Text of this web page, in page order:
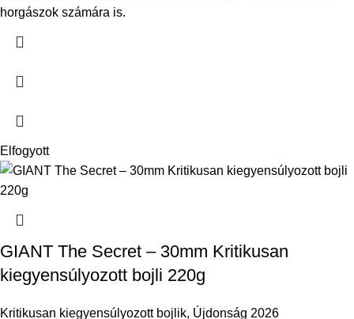
horgászok számára is.
Elfogyott
GIANT The Secret – 30mm Kritikusan
kiegyensúlyozott bojli 220g
Kritikusan kiegyensúlyozott bojlik, Újdonság 2026